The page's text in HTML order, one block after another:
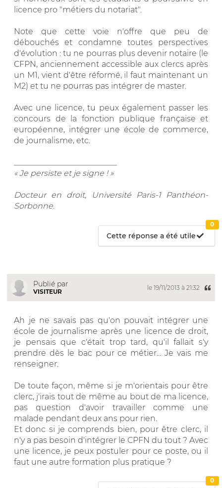
licence pro "métiers du notariat".
Note que cette voie n'offre que peu de
débouchés et condamne toutes perspectives
d'évolution : tu ne pourras plus devenir notaire (le
CFPN, anciennement accessible aux clercs après
un M1, vient d'être réformé, il faut maintenant un
M2) et tu ne pourras pas intégrer de master.
Avec une licence, tu peux également passer les
concours de la fonction publique française et
européenne, intégrer une école de commerce,
de journalisme, etc.
« Je persiste et je signe ! »
Docteur en droit, Université Paris-1 Panthéon-
Sorbonne
Cette réponse a été utile
0
Publié par
VISITEUR
le 19/11/2013 à 21:32
Ah je ne savais pas qu'on pouvait intégrer une
école de journalisme après une licence de droit,
je pensais que c'était trop tard, qu'il fallait s'y
prendre dès le bac pour ce métier... Je vais me
renseigner.
De toute façon, même si je m'orientais pour être
clerc, j'irais tout de même au bout de ma licence,
pas question d'avoir travailler comme une
malade pendant deux ans pour rien.
Et donc si je comprends bien, pour être clerc, il
n'y a pas besoin d'intégrer le CPFN du tout ? Avec
une licence, je peux postuler pour ce poste, ou il
faut une autre formation plus pratique ?
0